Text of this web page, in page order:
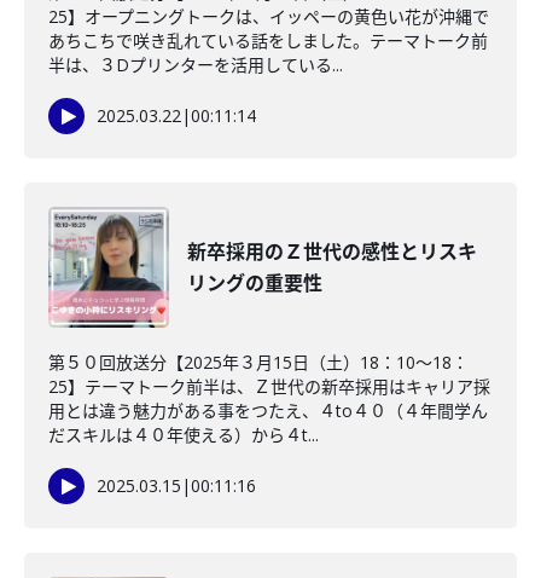
25】オープニングトークは、イッペーの黄色い花が沖縄で
あちこちで咲き乱れている話をしました。テーマトーク前
半は、３Dプリンターを活用している...
2025.03.22|00:11:14
新卒採用のＺ世代の感性とリスキ
リングの重要性
第５０回放送分【2025年３月15日（土）18：10～18：
25】テーマトーク前半は、Ｚ世代の新卒採用はキャリア採
用とは違う魅力がある事をつたえ、４to４０（４年間学ん
だスキルは４０年使える）から４t...
2025.03.15 |00:11:16